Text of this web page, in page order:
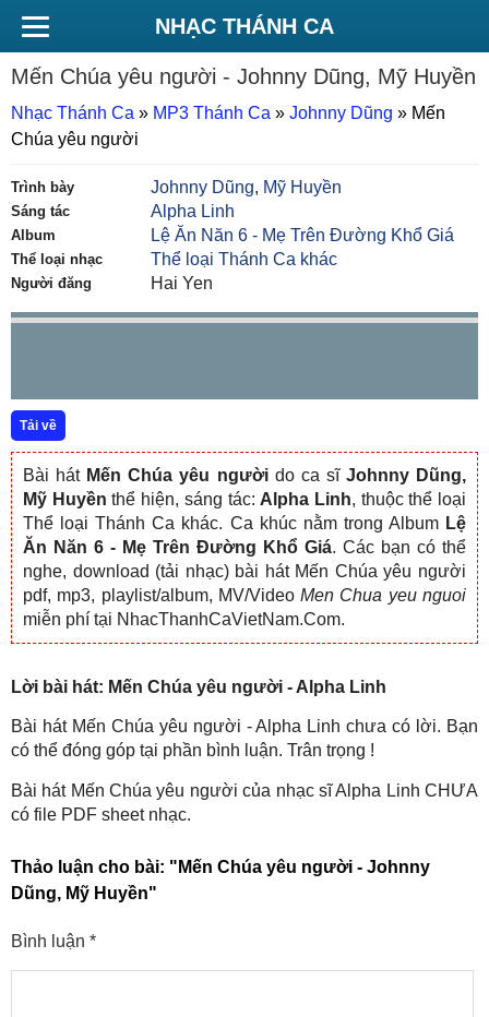
NHẠC THÁNH CA
Mến Chúa yêu người - Johnny Dũng, Mỹ Huyền
Nhạc Thánh Ca » MP3 Thánh Ca » Johnny Dũng » Mến
Chúa yêu người
Trình bày Johnny Dũng, Mỹ Huyền
Sáng tác Alpha Linh
Album Lệ Ăn Năn 6 - Mẹ Trên Đường Khổ Giá
Thể loại nhạc Thể loại Thánh Ca khác
Người đăng Hai Yen
Tải về
Bài hát Mến Chúa yêu ngườido ca sĩ Johnny Dũng,
Mỹ Huyền thể hiện, sáng tác: Alpha Linh, thuộc thể loại
Thể loại Thánh Ca khác. Ca khúc nằm trong Album Lệ
Ăn Năn 6 - Mẹ Trên Đường Khổ Giá. Các bạn có thể
nghe, download (tải nhạc) bài hát Mến Chúa yêu người
pdf, mp3, playlist/album, MV/VideoMen Chua yeu nguoi
miễn phí tại NhacThanhCaVietNam.Com.
Lời bài hát: Mến Chúa yêu người - Alpha Linh
Bài hát Mến Chúa yêu người - Alpha Linh chưa có lời. Bạn
có thể đóng góp tại phần bình luận. Trân trọng !
Bài hát Mến Chúa yêu người của nhạc sĩ Alpha Linh CHƯA
có file PDF sheet nhạc.
Thảo luận cho bài: "Mến Chúa yêu người - Johnny
Dũng, Mỹ Huyền"
Bình luận *